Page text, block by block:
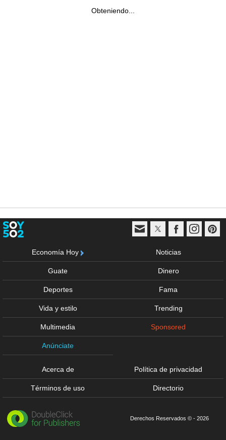
Obteniendo...
Economía Hoy Noticias
Guate Dinero
Deportes Fama
Vida y estilo Trending
Multimedia Sponsored
Anúnciate
Acerca de Política de privacidad
Términos de uso Directorio
Derechos Reservados © - 2026